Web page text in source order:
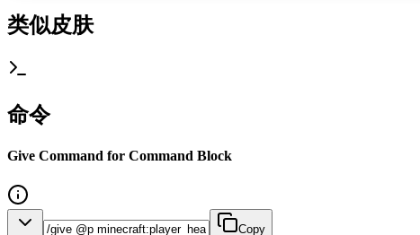
类似皮肤
命令
Give Command for Command Block
Copy